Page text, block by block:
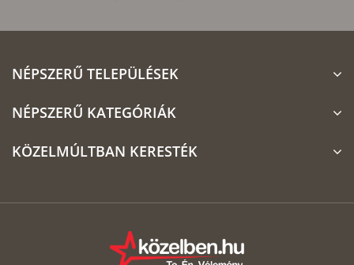
NÉPSZERŰ TELEPÜLÉSEK
NÉPSZERŰ KATEGÓRIÁK
KÖZELMÚLTBAN KERESTÉK